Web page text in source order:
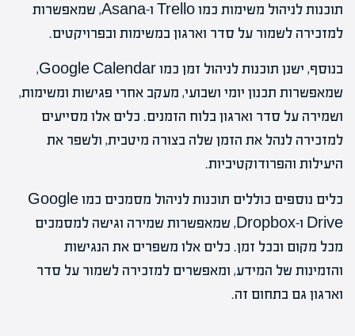
תוכנות לניהול משימות כמו Trello ו-Asana, שמאפשרות
למזכירה לשמור על סדר וארגון במשימות ובפרויקטים.
בנוסף, ישנן תוכנות לניהול זמן כמו Google Calendar,
שמאפשרות תכנון יומי ושבועי, מעקב אחרי פגישות ומשימות,
ושמירה על סדר וארגון בלוח הזמנים. כלים אלו מסייעים
למזכירה לנהל את הזמן שלה בצורה מיטבית, ולשפר את
היעילות והפרודוקטיביות.
כלים נוספים כוללים תוכנות לניהול מסמכים כמו Google
Drive ו-Dropbox, שמאפשרות שמירה וגישה למסמכים
מכל מקום ובכל זמן. כלים אלו משפרים את הנגישות
והזמינות של המידע, ומאפשרים למזכירה לשמור על סדר
וארגון גם בתחום זה.